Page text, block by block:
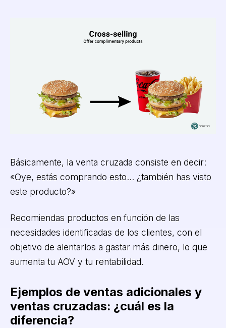
Básicamente, la venta cruzada consiste en decir:
«Oye, estás comprando esto... ¿también has visto
este producto?»
Recomiendas productos en función de las
necesidades identificadas de los clientes, con el
objetivo de alentarlos a gastar más dinero, lo que
aumenta tu AOV y tu rentabilidad.
Ejemplos de ventas adicionales y
ventas cruzadas: ¿cuál es la
diferencia?